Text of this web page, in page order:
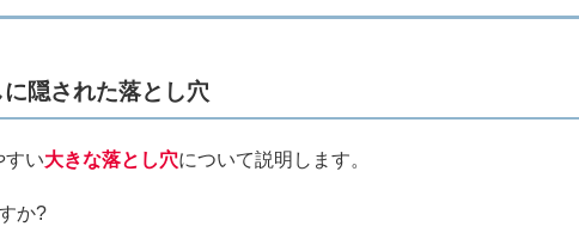
隠された落とし穴
すい大きな落とし穴について説明します。
か?